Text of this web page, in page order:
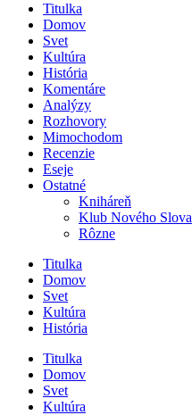
Titulka
Domov
Svet
Kultúra
História
Komentáre
Analýzy
Rozhovory
Mimochodom
Recenzie
Eseje
Ostatné
Kniháreň
Klub Nového Slova
Rôzne
Titulka
Domov
Svet
Kultúra
História
Titulka
Domov
Svet
Kultúra